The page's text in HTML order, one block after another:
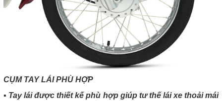
CỤM TAY LÁI PHÙ HỢP
▪️ Tay lái được thiết kế phù hợp giúp tư thế lái xe thoải mái